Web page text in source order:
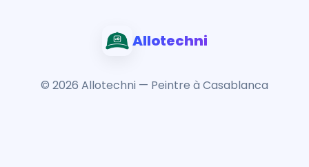
Allotechni
© 2026 Allotechni — Peintre à Casablanca